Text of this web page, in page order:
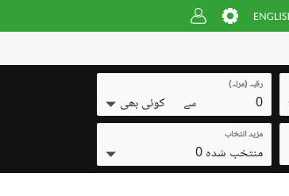
رقبہ (مرلہ)
0 سے کوئی بھی
مزید انتخاب
منتخب شدہ 0